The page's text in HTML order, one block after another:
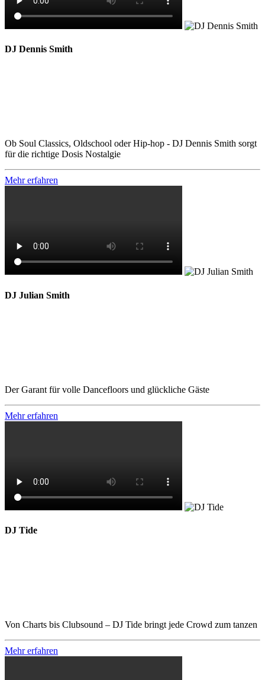
DJ Dennis Smith
Ob Soul Classics, Oldschool oder Hip-hop - DJ Dennis Smith sorgt
für die richtige Dosis Nostalgie
Mehr erfahren
DJ Julian Smith
Der Garant für volle Dancefloors und glückliche Gäste
Mehr erfahren
DJ Tide
Von Charts bis Clubsound – DJ Tide bringt jede Crowd zum tanzen
Mehr erfahren